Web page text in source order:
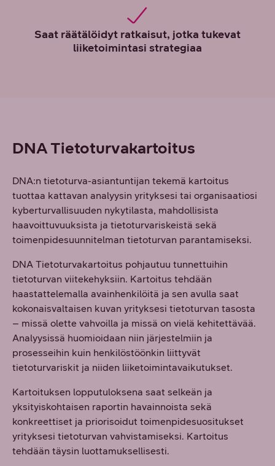
Saat räätälöidyt ratkaisut, jotka tukevat
liiketoimintasi strategiaa
DNA Tietoturvakartoitus
DNA:n tietoturva-asiantuntijan tekemä kartoitus
tuottaa kattavan analyysin yrityksesi tai organisaatiosi
kyberturvallisuuden nykytilasta, mahdollisista
haavoittuvuuksista ja tietoturvariskeistä sekä
toimenpidesuunnitelman tietoturvan parantamiseksi.
DNA Tietoturvakartoitus pohjautuu tunnettuihin
tietoturvan viitekehyksiin. Kartoitus tehdään
haastattelemalla avainhenkilöitä ja sen avulla saat
kokonaisvaltaisen kuvan yrityksesi tietoturvan tasosta
– missä olette vahvoilla ja missä on vielä kehitettävää.
Analyysissä huomioidaan niin järjestelmiin ja
prosesseihin kuin henkilöstöönkin liittyvät
tietoturvariskit ja niiden liiketoimintavaikutukset.
Kartoituksen lopputuloksena saat selkeän ja
yksityiskohtaisen raportin havainnoista sekä
konkreettiset ja priorisoidut toimenpidesuositukset
yrityksesi tietoturvan vahvistamiseksi. Kartoitus
tehdään täysin luottamuksellisesti.